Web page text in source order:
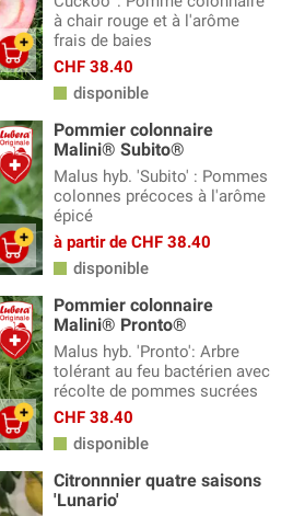
à chair rouge et à l'arôme
frais de baies
CHF 38.40
disponible
Pommier colonnaire
Malini® Subito®
Malus hyb. 'Subito' : Pommes
colonnes précoces à l'arôme
épicé
à partir de CHF 38.40
disponible
Pommier colonnaire
Malini® Pronto®
Malus hyb. 'Pronto': Arbre
tolérant au feu bactérien avec
récolte de pommes sucrées
CHF 38.40
disponible
Citronnnier quatre saisons
'Lunario'